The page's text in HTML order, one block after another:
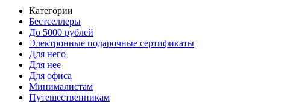
Категории
Бестселлеры
До 5000 рублей
Электронные подарочные сертификаты
Для него
Для нее
Для офиса
Минималистам
Путешественникам